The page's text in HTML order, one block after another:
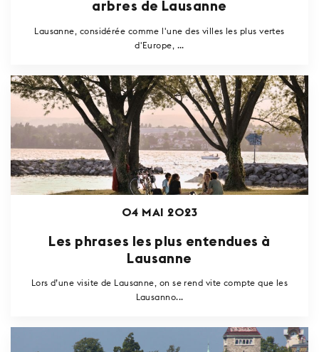
arbres de Lausanne
Lausanne, considérée comme l'une des villes les plus vertes
d'Europe, ...
04 MAI 2023
Les phrases les plus entendues à
Lausanne
Lors d’une visite de Lausanne, on se rend vite compte que les
Lausanno...